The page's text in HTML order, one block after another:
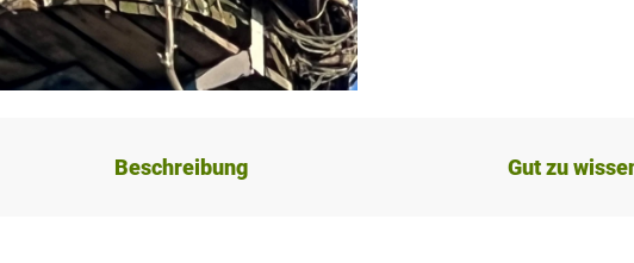
Beschreibung Gut zu